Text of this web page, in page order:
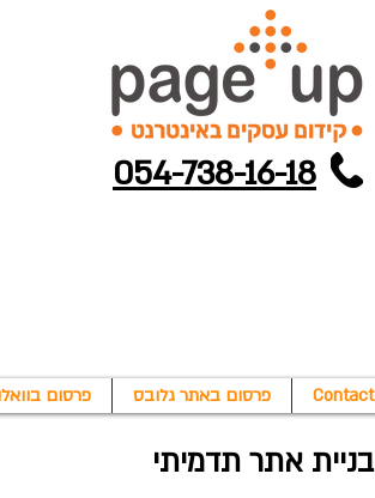
054-738-16-18
Contact פרסום באתר גלובס פרסום
בניית אתר תדמיתי